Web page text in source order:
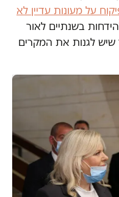
על מעונות עדיין לא
בשנתיים לאור
שיש לגנות את המקרים